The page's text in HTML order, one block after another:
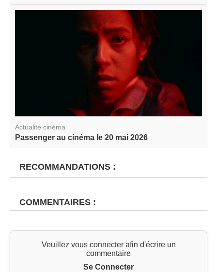
Actualité cinéma
Passenger au cinéma le 20 mai 2026
RECOMMANDATIONS :
COMMENTAIRES :
Veuillez vous connecter afin d'écrire un
commentaire
Se Connecter